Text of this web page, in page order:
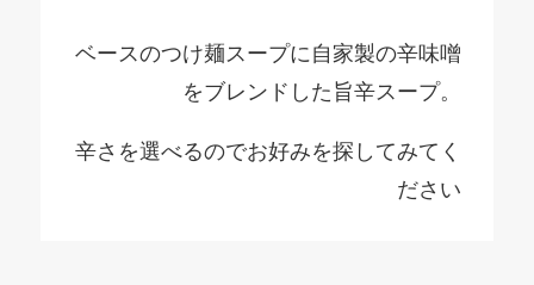
ベースのつけ麺スープに自家製の辛味噌
をブレンドした旨辛スープ。
辛さを選べるのでお好みを探してみてく
ださい